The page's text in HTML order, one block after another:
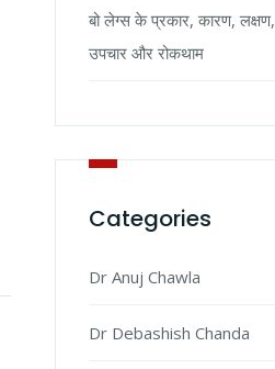
बो लेग्स के प्रकार, कारण, लक्षण,
उपचार और रोकथाम
Categories
Dr Anuj Chawla
Dr Debashish Chanda